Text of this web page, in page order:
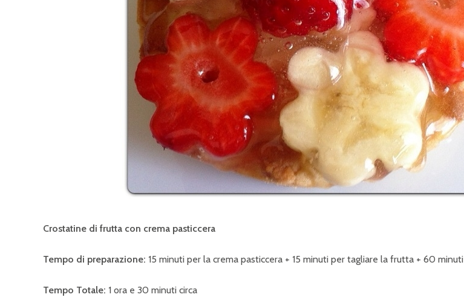
Crostatine di frutta con crema pasticcera
Tempo di preparazione: 15 minuti per la crema pasticcera + 15 minuti per tagliare la frutta + 60 minuti
Tempo Totale: 1 ora e 30 minuti circa